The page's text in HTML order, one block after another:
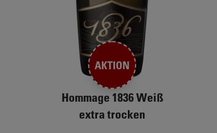
AKTION
Hommage 1836 Weiß
extra trocken